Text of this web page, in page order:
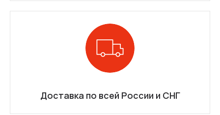
Доставка по всей России и СНГ